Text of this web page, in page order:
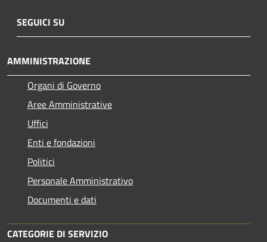
SEGUICI SU
AMMINISTRAZIONE
Organi di Governo
Aree Amministrative
Uffici
Enti e fondazioni
Politici
Personale Amministrativo
Documenti e dati
CATEGORIE DI SERVIZIO